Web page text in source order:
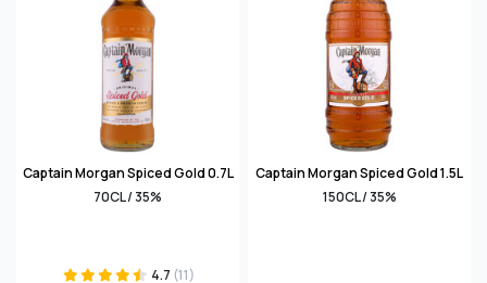
Captain Morgan Spiced Gold 0.7L
70CL / 35%
4.7 (11)
Captain Morgan Spiced Gold 1.5L
150CL / 35%